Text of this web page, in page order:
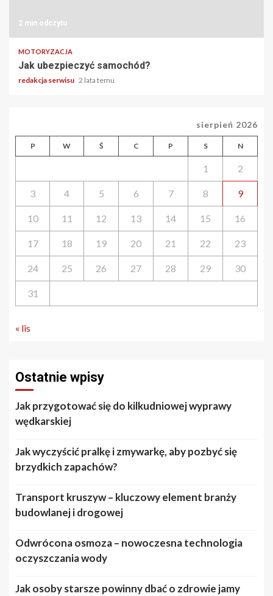
2 min odczytu
MOTORYZACJA
Jak ubezpieczyć samochód?
redakcja serwisu 2 lata temu
sierpień 2026
P W Ś C P S N
1 2
3 4 5 6 7 8 9
10 11 12 13 14 15 16
17 18 19 20 21 22 23
24 25 26 27 28 29 30
31
« lis
Ostatnie wpisy
Jak przygotować się do kilkudniowej wyprawy
wędkarskiej
Jak wyczyścić pralkę i zmywarkę, aby pozbyć się
brzydkich zapachów?
Transport kruszyw – kluczowy element branży
budowlanej i drogowej
Odwrócona osmoza – nowoczesna technologia
oczyszczania wody
Jak osoby starsze powinny dbać o zdrowie jamy